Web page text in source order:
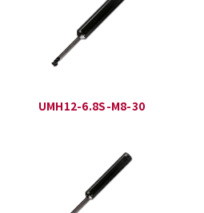
UMH12-6.8S-M8-30